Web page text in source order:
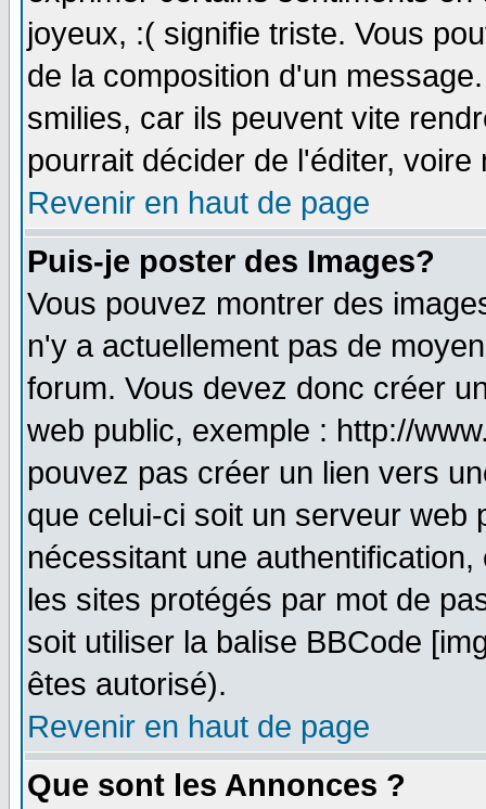
joyeux, :( signifie triste. Vous
de la composition d'un
smilies, car ils peuvent vite
pourrait décider de l'éditer,
Revenir en haut de page
Puis-je poster des Images?
Vous pouvez montrer des
n'y a actuellement pas de
forum. Vous devez donc créer
web public, exemple : http://
pouvez pas créer un lien vers
que celui-ci soit un serveur web
nécessitant une
les sites protégés par mot de
soit utiliser la balise BBCode
êtes autorisé).
Revenir en haut de page
Que sont les Annonces ?